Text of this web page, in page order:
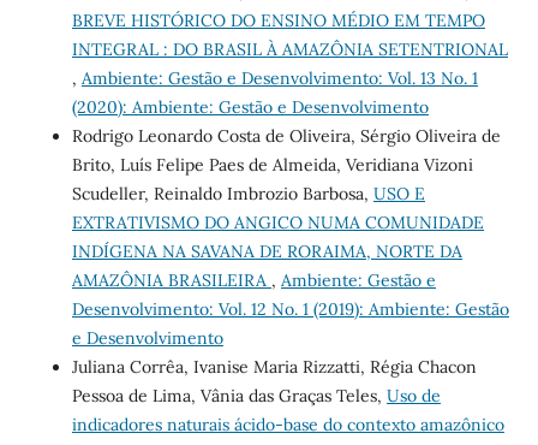
BREVE HISTÓRICO DO ENSINO MÉDIO EM TEMPO
INTEGRAL : DO BRASIL À AMAZÔNIA SETENTRIONAL
, Ambiente: Gestão e Desenvolvimento: Vol. 13 No. 1
(2020): Ambiente: Gestão e Desenvolvimento
Rodrigo Leonardo Costa de Oliveira, Sérgio Oliveira de
Brito, Luís Felipe Paes de Almeida, Veridiana Vizoni
Scudeller, Reinaldo Imbrozio Barbosa, USO E
EXTRATIVISMO DO ANGICO NUMA COMUNIDADE
INDÍGENA NA SAVANA DE RORAIMA, NORTE DA
AMAZÔNIA BRASILEIRA , Ambiente: Gestão e
Desenvolvimento: Vol. 12 No. 1 (2019): Ambiente: Gestão
e Desenvolvimento
Juliana Corrêa, Ivanise Maria Rizzatti, Régia Chacon
Pessoa de Lima, Vânia das Graças Teles, Uso de
indicadores naturais ácido-base do contexto amazônico